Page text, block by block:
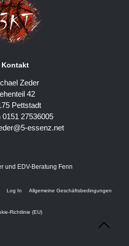
Kontakt
Zeder
42
Pettstadt
0151 27536005
essenz.net
und EDV-Beratung Fenn
Log In Allgemeine Geschäftsbedingungen
Richtlinie (EU)